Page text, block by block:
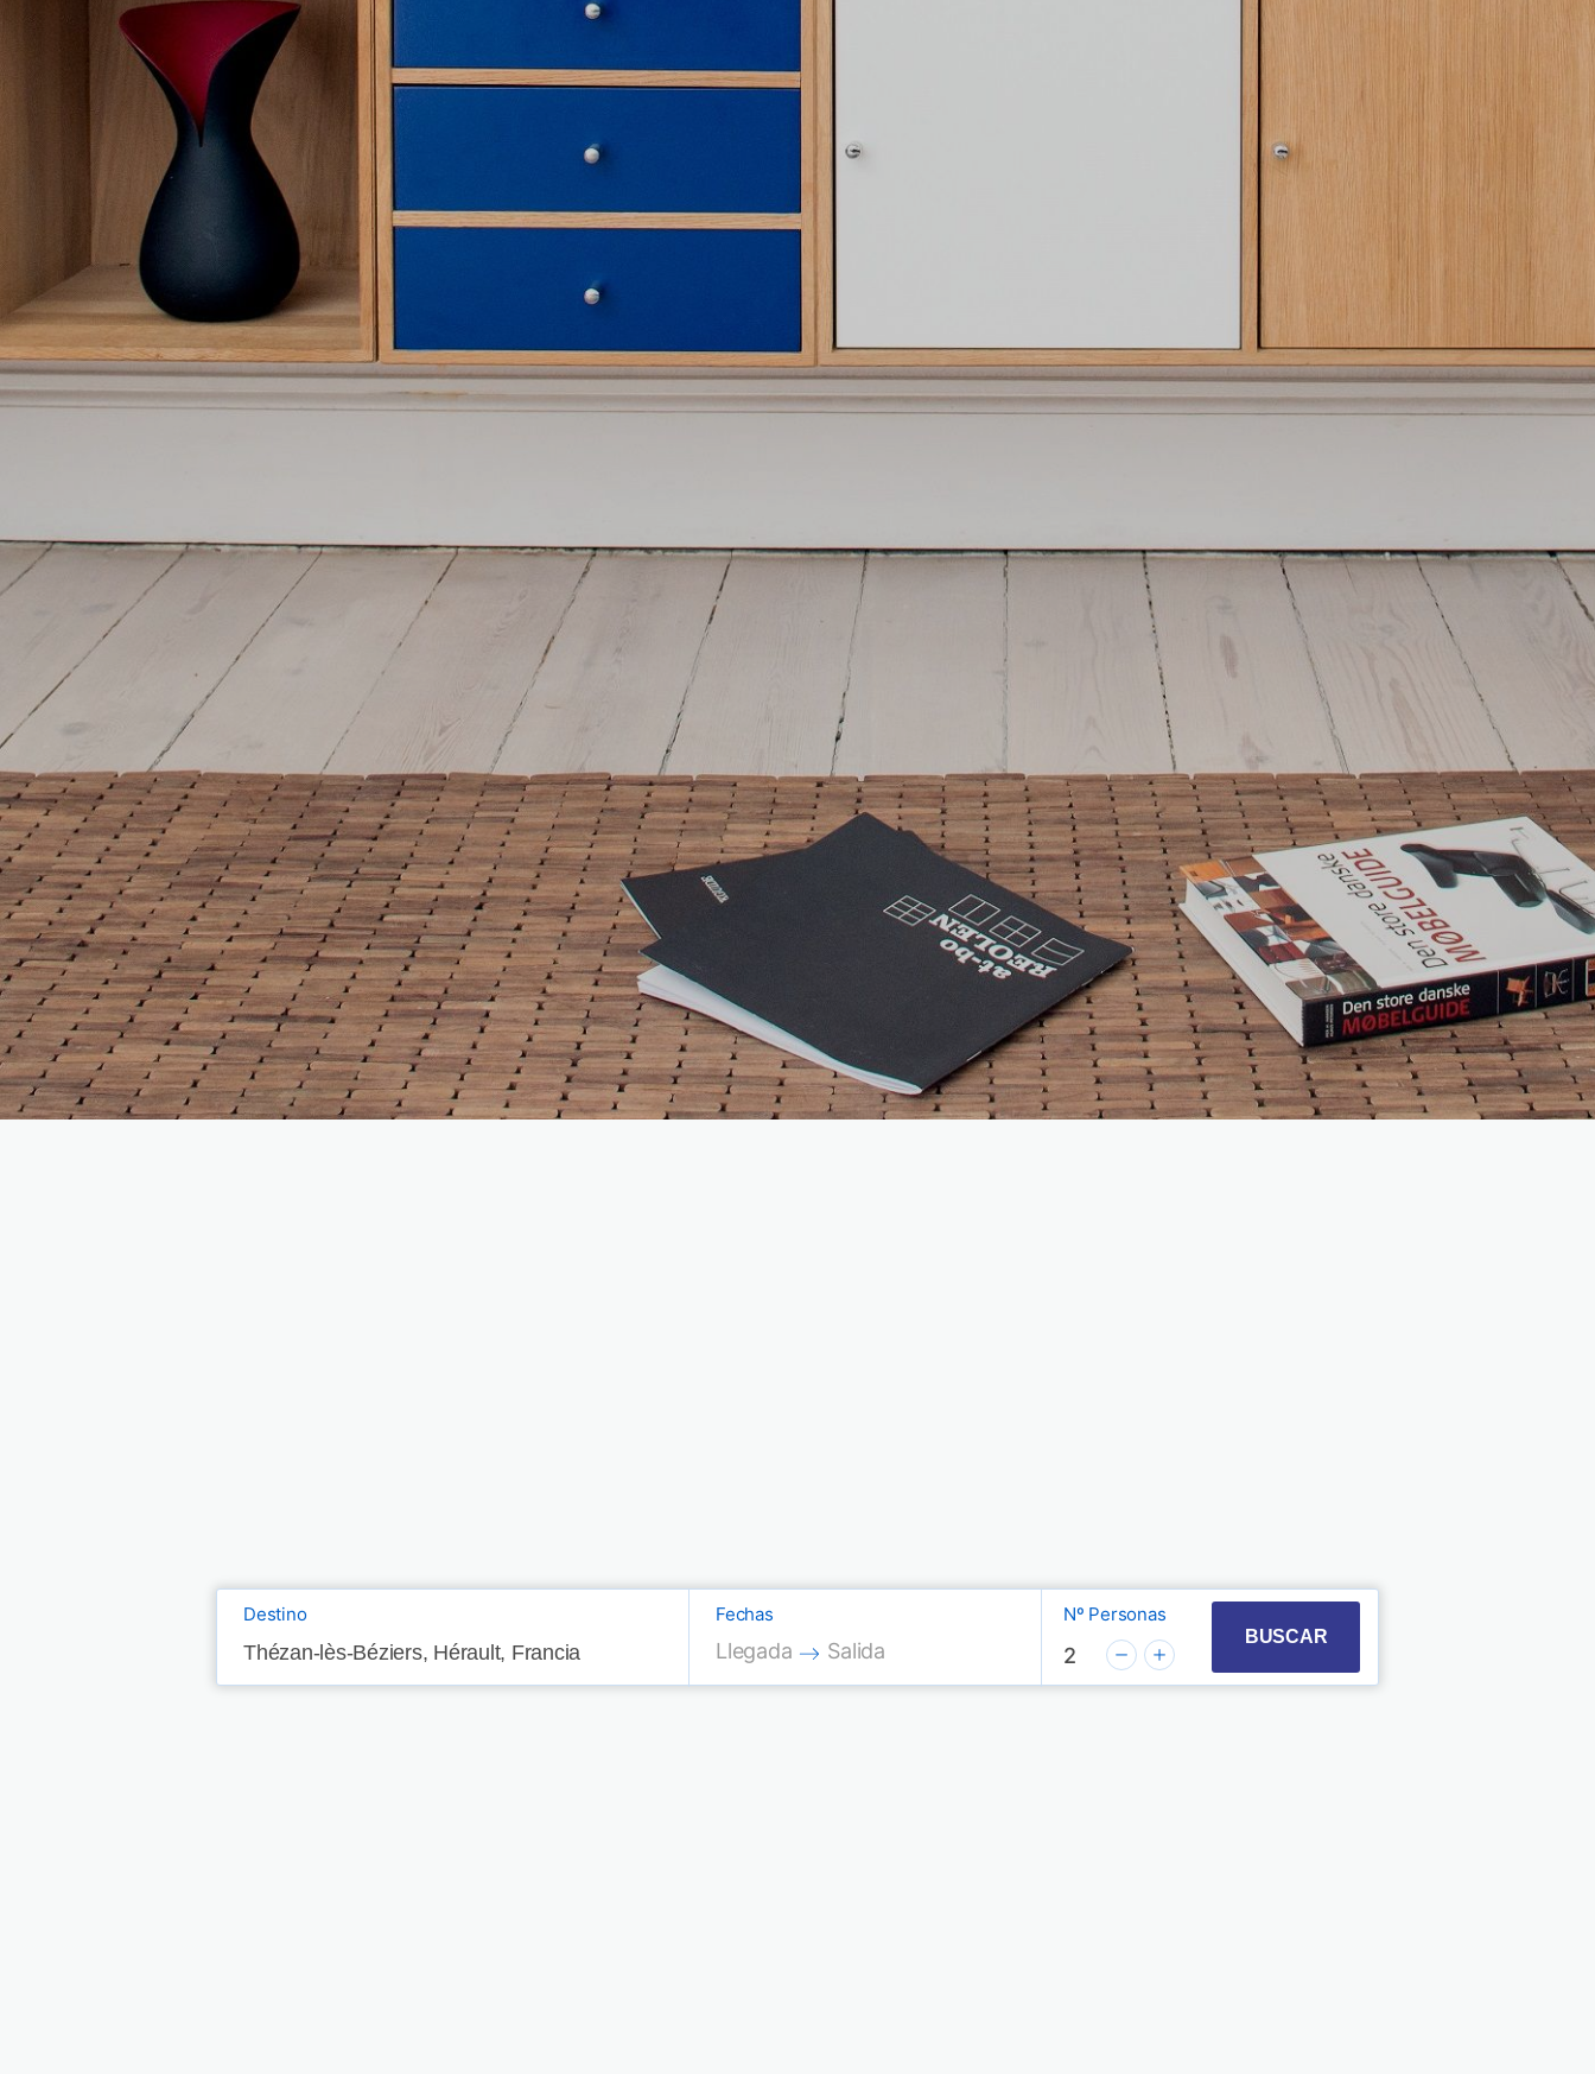
Destino Fechas
Press the down arrow key to interact with the calendar and select a date. Press the
Llegada
Press the down arrow key to interact with the calendar and select a date.
Salida
Nº Personas
2
BUSCAR